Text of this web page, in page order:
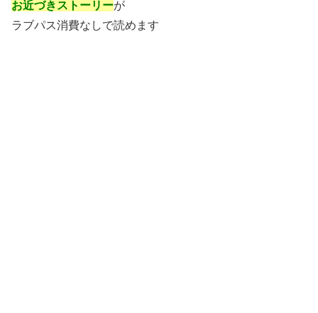
お近づきストーリーが
ラブパス消費なしで読めます